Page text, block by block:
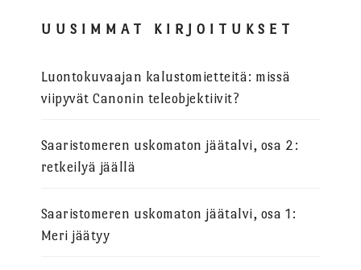
UUSIMMAT KIRJOITUKSET
Luontokuvaajan kalustomietteitä: missä
viipyvät Canonin teleobjektiivit?
Saaristomeren uskomaton jäätalvi, osa 2:
retkeilyä jäällä
Saaristomeren uskomaton jäätalvi, osa 1:
Meri jäätyy